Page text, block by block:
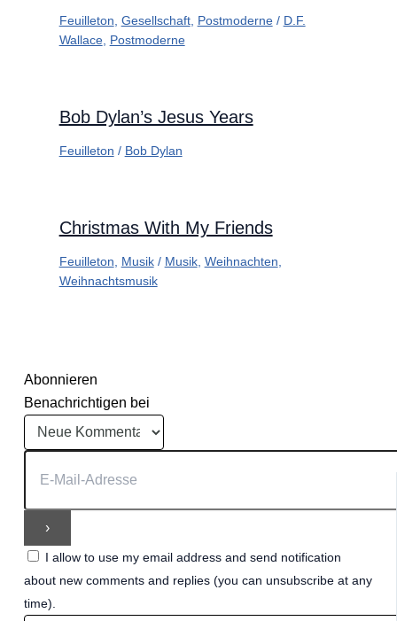
Feuilleton, Gesellschaft, Postmoderne/ D.F.
Wallace, Postmoderne
Bob Dylan’s Jesus Years
Feuilleton / Bob Dylan
Christmas With My Friends
Feuilleton, Musik/ Musik, Weihnachten,
Weihnachtsmusik
Abonnieren
Benachrichtigen bei
I allow to use my email address and send notification
about new comments and replies (you can unsubscribe at any
time).